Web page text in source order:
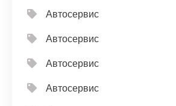
Автосервис
Автосервис
Автосервис
Автосервис